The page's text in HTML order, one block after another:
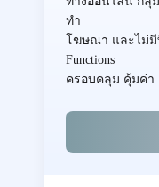
ทำ
โฆษณา และไม่มี
Functions
ครอบคลุม คุ้มค่า